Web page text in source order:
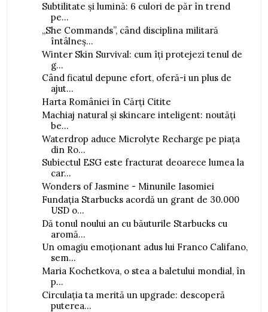
Subtilitate și lumină: 6 culori de păr în trend
pe...
„She Commands”, când disciplina militară
întâlneș...
Winter Skin Survival: cum îți protejezi tenul de
g...
Când ficatul depune efort, oferă-i un plus de
ajut...
Harta României în Cărți Citite
Machiaj natural și skincare inteligent: noutăți
be...
Waterdrop aduce Microlyte Recharge pe piața
din Ro...
Subiectul ESG este fracturat deoarece lumea la
car...
Wonders of Jasmine - Minunile Iasomiei
Fundația Starbucks acordă un grant de 30.000
USD o...
Dă tonul noului an cu băuturile Starbucks cu
aromă...
Un omagiu emoționant adus lui Franco Califano,
sem...
Maria Kochetkova, o stea a baletului mondial, în
p...
Circulația ta merită un upgrade: descoperă
puterea...